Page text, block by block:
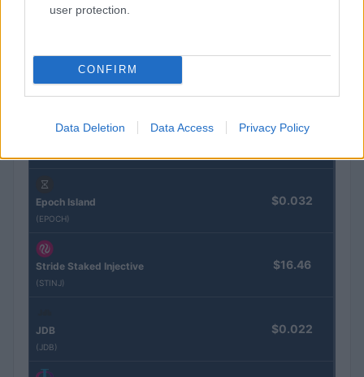
user protection.
CONFIRM
Data Deletion Data Access Privacy Policy
Eureka Bridged PAX Gold (Terra
Kinza Babylon Staked BTC $83,270.00
Epoch Island
(EPOCH)
$0.032
Stride Staked Injective
(STINJ)
$16.46
JDB
(JDB)
$0.022